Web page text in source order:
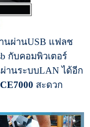
นผ่านUSB แฟลช
กับคอมพิวเตอร์
านระบบLAN ได้อีก
CE7000 สะดวก